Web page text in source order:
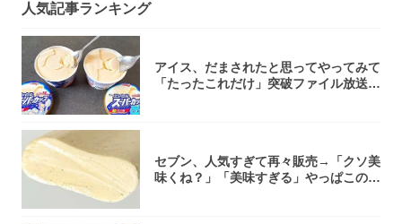
人気記事ランキング
アイス、だまされたと思ってやってみて
「たったこれだけ」突破ファイル放送で
セブン、人気すぎて再々販売→「クソ美
味くね？」「美味すぎる」やっぱこのク